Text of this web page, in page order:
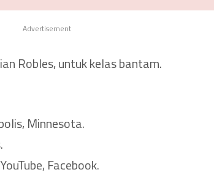
Advertisement
Robles, untuk kelas bantam.
Minnesota.
Facebook.